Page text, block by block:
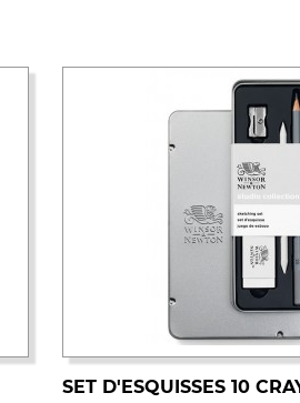
SET D'ESQUISSES 10